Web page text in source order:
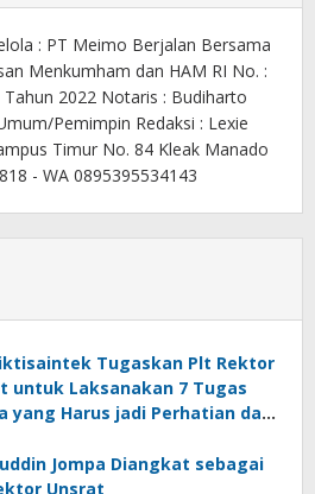
: PT Meimo Berjalan Bersama
Menkumham dan HAM RI No. :
Tahun 2022 Notaris : Budiharto
Pemimpin Redaksi : Lexie
Timur No. 84 Kleak Manado
- WA 0895395534143
Tugaskan Plt Rektor
untuk Laksanakan 7 Tugas
yang Harus jadi Perhatian dan
Jompa Diangkat sebagai
Unsrat